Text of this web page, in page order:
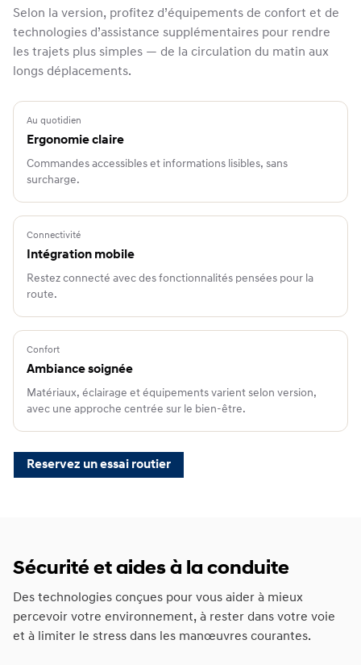
Selon la version, profitez d’équipements de confort et de
technologies d’assistance supplémentaires pour rendre
les trajets plus simples — de la circulation du matin aux
longs déplacements.
Au quotidien
Ergonomie claire
Commandes accessibles et informations lisibles, sans
surcharge.
Connectivité
Intégration mobile
Restez connecté avec des fonctionnalités pensées pour la
route.
Confort
Ambiance soignée
Matériaux, éclairage et équipements varient selon version,
avec une approche centrée sur le bien-être.
Reservez un essai routier
Sécurité et aides à la conduite
Des technologies conçues pour vous aider à mieux
percevoir votre environnement, à rester dans votre voie
et à limiter le stress dans les manœuvres courantes.